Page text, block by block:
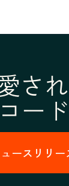
さ
ー
ースリリー